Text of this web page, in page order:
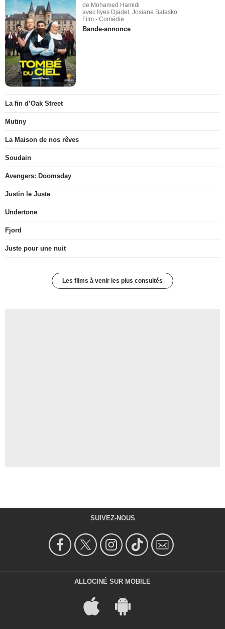
de Mohamed Hamidi
avec Ilyes Djadel, Josiane Balasko
Film - Comédie
Bande-annonce
La fin d’Oak Street
Mutiny
La Maison de nos rêves
Soudain
Avengers: Doomsday
Justin le Juste
Undertone
Fjord
Juste pour une nuit
Les films à venir les plus consultés
SUIVEZ-NOUS
ALLOCINÉ SUR MOBILE